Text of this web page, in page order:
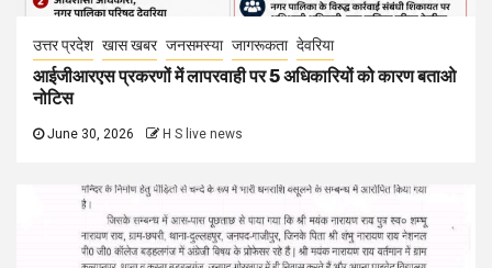
उत्तर प्रदेश खास खबर जनसमस्या जागरूकता देवरिया
आईजीआरएस प्रकरणों में लापरवाही पर 5 अधिकारियों को कारण बताओ
नोटिस
June 30, 2026 H S live news